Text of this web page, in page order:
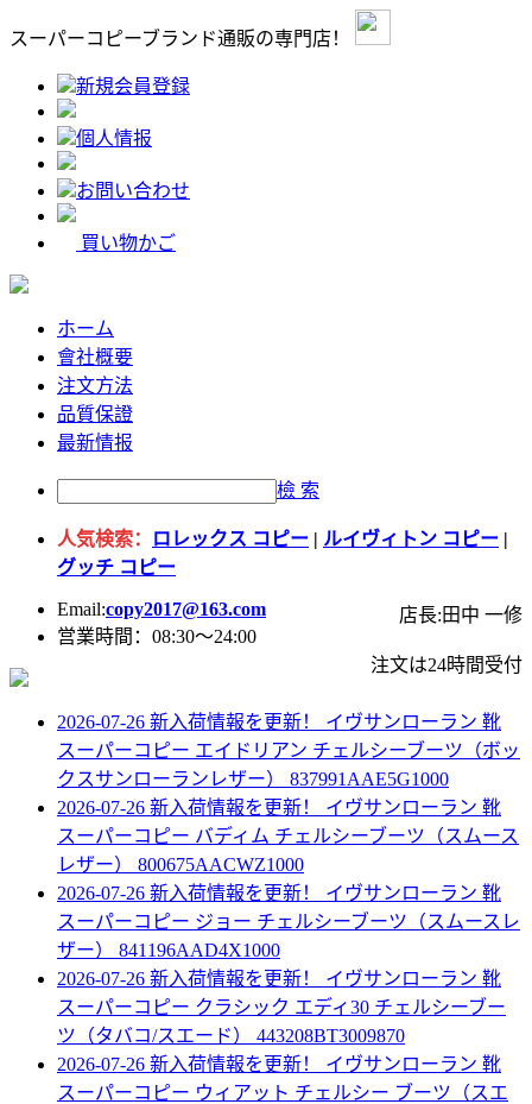
スーパーコピーブランド通販の専門店！
新規会員登録
個人情报
お問い合わせ
買い物かご
ホーム
會社概要
注文方法
品質保證
最新情报
檢 索
人気検索： ロレックス コピー | ルイヴィトン コピー |
グッチ コピー
Email:copy2017@163.com
店長:田中 一修
営業時間：08:30～24:00
注文は24時間受付
2026-07-26 新入荷情報を更新！ イヴサンローラン 靴
スーパーコピー エイドリアン チェルシーブーツ（ボッ
クスサンローランレザー） 837991AAE5G1000
2026-07-26 新入荷情報を更新！ イヴサンローラン 靴
スーパーコピー バディム チェルシーブーツ（スムース
レザー） 800675AACWZ1000
2026-07-26 新入荷情報を更新！ イヴサンローラン 靴
スーパーコピー ジョー チェルシーブーツ（スムースレ
ザー） 841196AAD4X1000
2026-07-26 新入荷情報を更新！ イヴサンローラン 靴
スーパーコピー クラシック エディ30 チェルシーブー
ツ（タバコ/スエード） 443208BT3009870
2026-07-26 新入荷情報を更新！ イヴサンローラン 靴
スーパーコピー ウィアット チェルシー ブーツ（スエ